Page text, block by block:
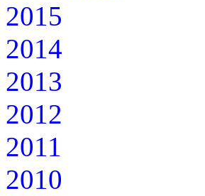
2015
2014
2013
2012
2011
2010